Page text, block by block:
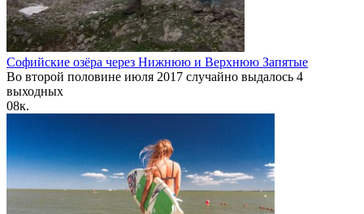
Софийские озёра через Нижнюю и Верхнюю Запятые
Во второй половине июля 2017 случайно выдалось 4
выходных
08к.